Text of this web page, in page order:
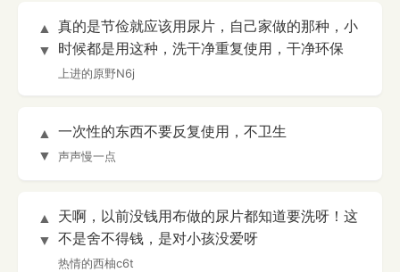
▲
▼
真的是节俭就应该用尿片，自己家做的那种，小
时候都是用这种，洗干净重复使用，干净环保
上进的原野N6j
▲
▼
一次性的东西不要反复使用，不卫生
声声慢一点
▲
▼
天啊，以前没钱用布做的尿片都知道要洗呀！这
不是舍不得钱，是对小孩没爱呀
热情的西柚c6t